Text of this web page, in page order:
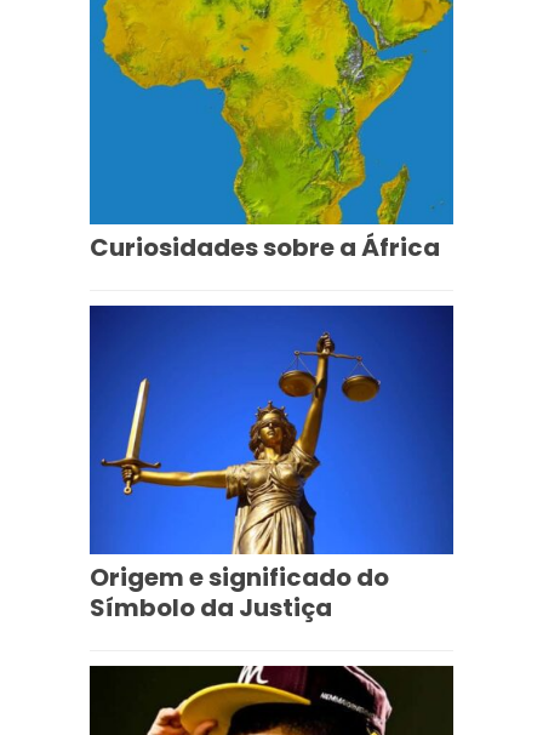
Curiosidades sobre a África
Origem e significado do
Símbolo da Justiça